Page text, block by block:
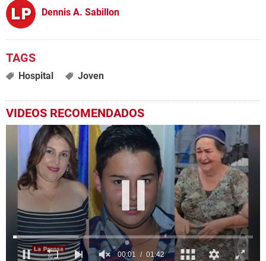
Dennis A. Sabillon
Hospital Joven
VIDEOS RECOMENDADOS